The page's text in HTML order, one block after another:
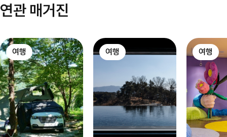
연관 매거진
여행 여행 여행